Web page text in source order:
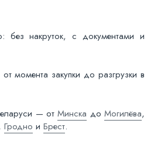
накруток, с документами и
момента закупки до разгрузки в
— отМинска доМогилёва,
Гродно и Брест.